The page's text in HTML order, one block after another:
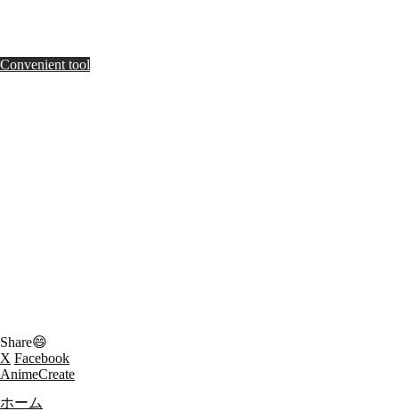
Convenient tool
Share😄
X Facebook
AnimeCreate
ホーム